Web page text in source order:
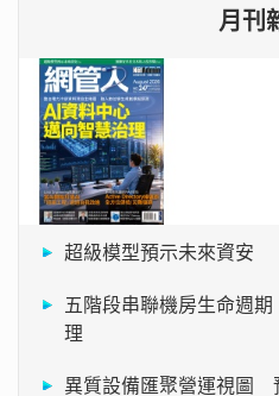
月刊
超級模型預示未來資安
五階段串聯機房生命週
理
異質設備匯聚營運視圖